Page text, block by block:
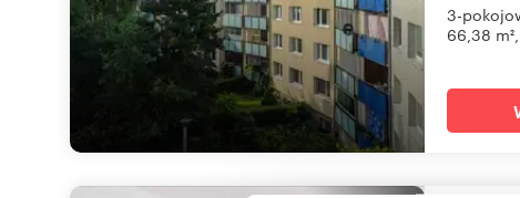
3-
66,38